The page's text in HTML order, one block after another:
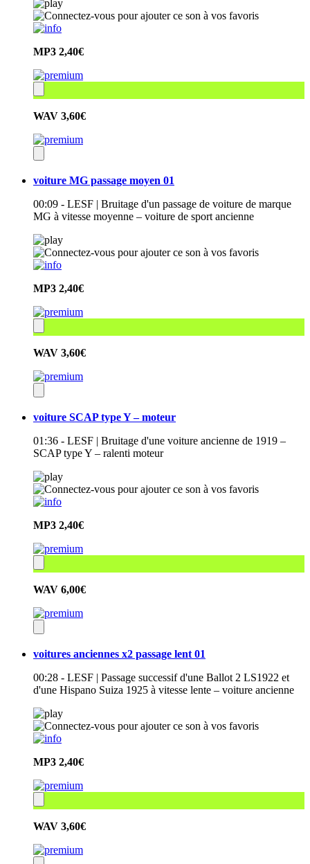
MP3 2,40€
WAV 3,60€
voiture MG passage moyen 01
00:09 - LESF | Bruitage d'un passage de voiture de marque
MG à vitesse moyenne – voiture de sport ancienne
MP3 2,40€
WAV 3,60€
voiture SCAP type Y – moteur
01:36 - LESF | Bruitage d'une voiture ancienne de 1919 –
SCAP type Y – ralenti moteur
MP3 2,40€
WAV 6,00€
voitures anciennes x2 passage lent 01
00:28 - LESF | Passage successif d'une Ballot 2 LS1922 et
d'une Hispano Suiza 1925 à vitesse lente – voiture ancienne
MP3 2,40€
WAV 3,60€